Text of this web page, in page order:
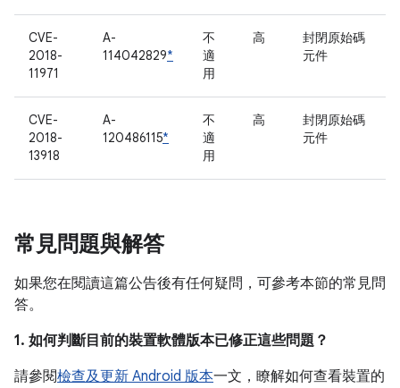
CVE-
2018-
11971
A-
114042829*
不
適
用
高
封閉原始碼
元件
CVE-
2018-
13918
A-
120486115*
不
適
用
高
封閉原始碼
元件
常見問題與解答
如果您在閱讀這篇公告後有任何疑問，可參考本節的常見問
答。
1. 如何判斷目前的裝置軟體版本已修正這些問題？
請參閱檢查及更新 Android 版本一文，瞭解如何查看裝置的